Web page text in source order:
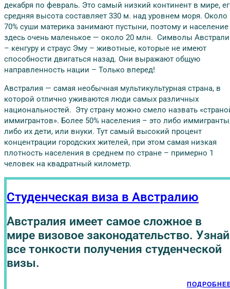
декабря по февраль. Это самый низкий континент в мире,
средняя высота составляет 330 м. над уровнем моря. Около
70% суши материка занимают пустыни, поэтому и население
здесь очень маленькое — около 20 млн. Символы
– кенгуру и страус Эму – животные, которые не имеют
способности двигаться назад. Они выражают общую
направленность нации – Только вперед!
Австралия — самая необычная мультикультурная страна, в
которой отлично уживаются люди самых различных
национальностей. Эту страну можно смело назвать
иммигрантов». Более 50% населения – это либо
либо их дети, или внуки. Тут самый высокий процент
концентрации городских жителей, при этом самая низкая
плотность населения в среднем по стране – примерно 1
человек на квадратный километр.
Студенческая виза в Австралию
Австралия имеет самое сложное в
мире визовое законодательство. Узнай
все тонкости получения студенческой
визы.